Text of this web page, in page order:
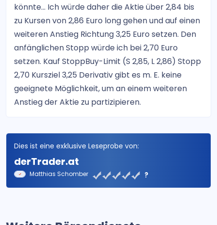
könnte… Ich würde daher die Aktie über 2,84 bis
zu Kursen von 2,86 Euro long gehen und auf einen
weiteren Anstieg Richtung 3,25 Euro setzen. Den
anfänglichen Stopp würde ich bei 2,70 Euro
setzen. Kauf StoppBuy-Limit (S 2,85, L 2,86) Stopp
2,70 Kursziel 3,25 Derivativ gibt es m. E. keine
geeignete Möglichkeit, um an einem weiteren
Anstieg der Aktie zu partizipieren.
Dies ist eine exklusive Leseprobe von:
derTrader.at
Matthias Schomber ?